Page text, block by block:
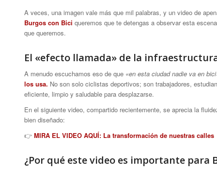
A veces, una imagen vale más que mil palabras, y un video de
Burgos con Bici queremos que te detengas a observar esta
que queremos.
El «efecto llamada» de la
A menudo escuchamos eso de que «en esta ciudad nadie va en
los usa. No son solo ciclistas deportivos; son trabajadores,
eficiente, limpio y saludable para desplazarse.
En el siguiente video, compartido recientemente, se aprecia la
bien diseñado:
👉 MIRA EL VIDEO AQUÍ: La transformación de nuestras calles
¿Por qué este video es importante para